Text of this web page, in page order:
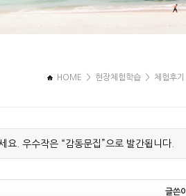
HOME > 현장체험학습 > 체험후기
. 우수작은 “감동문집”으로 발간됩니다.
글쓴이